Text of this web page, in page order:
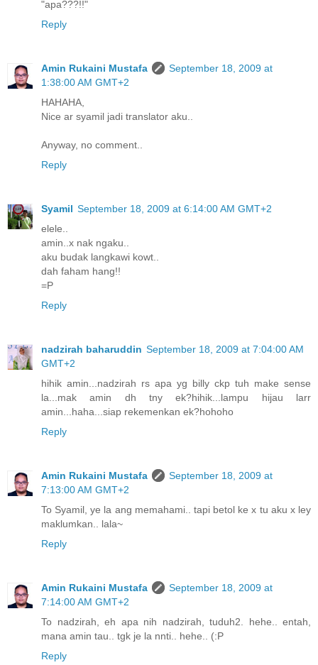
"apa???!!"
Reply
Amin Rukaini Mustafa
September 18, 2009 at
1:38:00 AM GMT+2
HAHAHA,
Nice ar syamil jadi translator aku..
Anyway, no comment..
Reply
Syamil September 18, 2009 at 6:14:00 AM GMT+2
elele..
amin..x nak ngaku..
aku budak langkawi kowt..
dah faham hang!!
=P
Reply
nadzirah baharuddin September 18, 2009 at 7:04:00 AM
GMT+2
hihik amin...nadzirah rs apa yg billy ckp tuh make sense
la...mak amin dh tny ek?hihik...lampu hijau larr
amin...haha...siap rekemenkan ek?hohoho
Reply
Amin Rukaini Mustafa
September 18, 2009 at
7:13:00 AM GMT+2
To Syamil, ye la ang memahami.. tapi betol ke x tu aku x ley
maklumkan.. lala~
Reply
Amin Rukaini Mustafa
September 18, 2009 at
7:14:00 AM GMT+2
To nadzirah, eh apa nih nadzirah, tuduh2. hehe.. entah,
mana amin tau.. tgk je la nnti.. hehe.. (:P
Reply